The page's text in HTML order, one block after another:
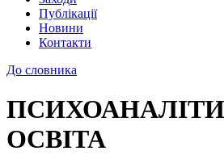
Публікації
Новини
Контакти
До словника
ОСВІТА